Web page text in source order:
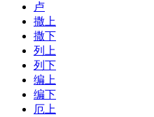
卢
撒上
撒下
列上
列下
编上
编下
厄上